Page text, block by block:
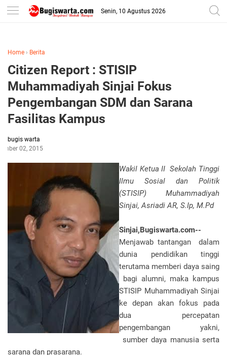
-->
Senin, 10 Agustus 2026
Home › Berita
Citizen Report : STISIP
Muhammadiyah Sinjai Fokus
Pengembangan SDM dan Sarana
Fasilitas Kampus
bugis warta
02, 2015
Wakil Ketua II Sekolah Tinggi
Ilmu Sosial dan Politik
(STISIP) Muhammadiyah
Sinjai, Asriadi AR, S.Ip, M.Pd
Sinjai,Bugiswarta.com--
Menjawab tantangan dalam
dunia pendidikan tinggi
terutama memberi daya saing
bagi alumni, maka kampus
STISIP Muhammadiyah Sinjai
ke depan akan fokus pada
dua percepatan
pengembangan yakni,
sumber daya manusia serta
sarana dan prasarana.